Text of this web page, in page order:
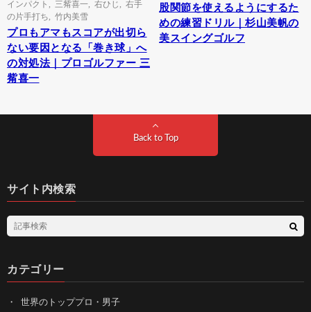
インパクト
三觜喜一 右ひじ
右手
の片手打ち
竹内美雪
プロもアマもスコアが出切ら
ない要因となる「巻き球」へ
の対処法｜プロゴルファー 三
觜喜一
股関節を使えるようにするた
めの練習ドリル｜杉山美帆の
美スイングゴルフ
Back to Top
サイト内検索
カテゴリー
世界のトッププロ・男子